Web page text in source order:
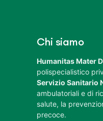
Chi siamo
Humanitas Mater
polispecialistico
Servizio Sanitario
ambulatoriali e di
salute, la
precoce.